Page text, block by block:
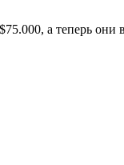
а теперь